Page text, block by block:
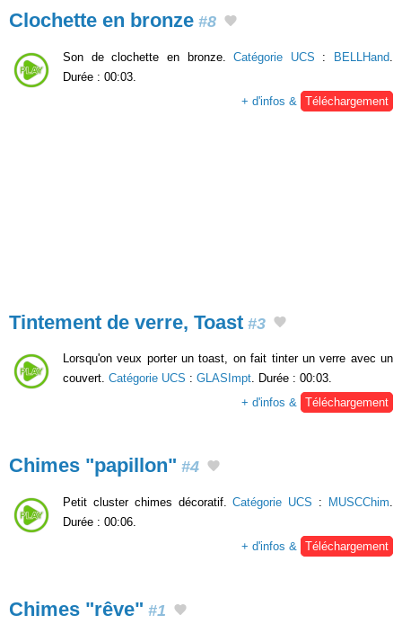
Clochette en bronze #8
Son de clochette en bronze.Catégorie UCS : BELLHand
Durée : 00:03.
+ d'infos &
Téléchargement
Tintement de verre, Toast #3
Lorsqu'on veux porter un toast, on fait tinter un verre avec un
couvert. Catégorie UCS : GLASImpt. Durée : 00:03.
+ d'infos & Téléchargement
Chimes "papillon" #4
Petit cluster chimes décoratif.Catégorie UCS : MUSCChim
Durée : 00:06.
+ d'infos &
Téléchargement
Chimes "rêve" #1